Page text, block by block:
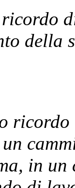
della
in un